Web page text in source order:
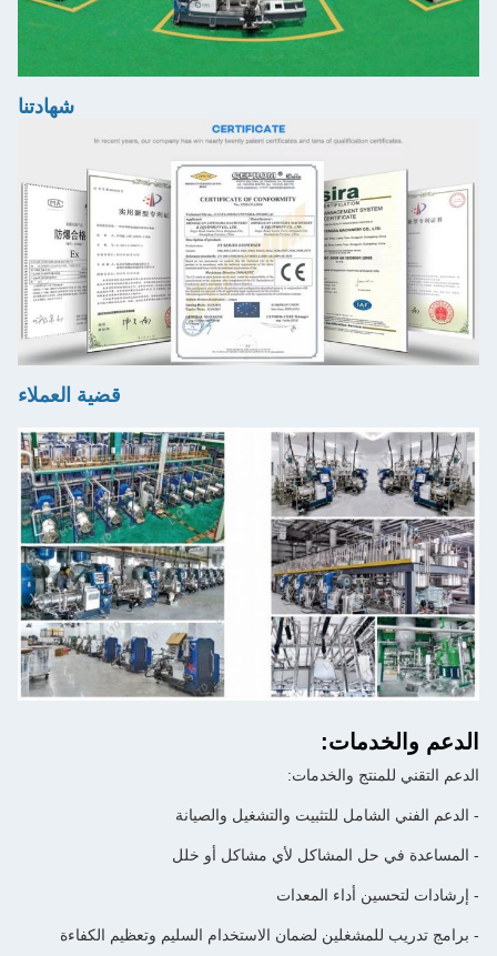
شهادتنا
قضية العملاء
الدعم والخدمات:
الدعم التقني للمنتج والخدمات:
- الدعم الفني الشامل للتثبيت والتشغيل والصيانة
- المساعدة في حل المشاكل لأي مشاكل أو خلل
- إرشادات لتحسين أداء المعدات
- برامج تدريب للمشغلين لضمان الاستخدام السليم وتعظيم الكفاءة